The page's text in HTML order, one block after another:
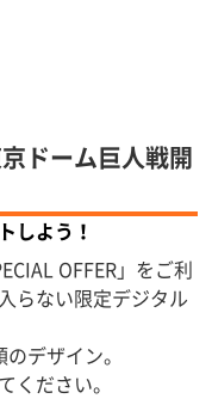
ドーム巨人戦開
しよう！
OFFER」をご利
らない限定デジタル
デザイン。
ください。